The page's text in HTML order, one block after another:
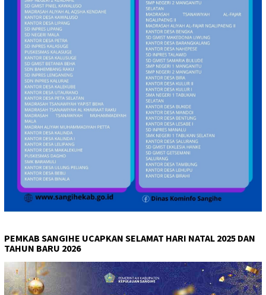
PEMKAB SANGIHE UCAPKAN SELAMAT HARI NATAL 2025 DAN
TAHUN BARU 2026